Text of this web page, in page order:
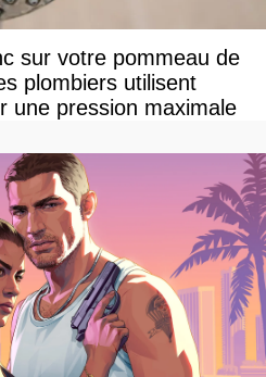
sur votre pommeau de
plombiers utilisent
une pression maximale